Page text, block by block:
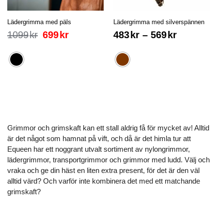
Lädergrimma med päls
1099kr 699 kr
Lädergrimma med silverspännen
483 kr – 569 kr
Grimmor och grimskaft kan ett stall aldrig få för mycket av! Alltid
är det något som hamnat på vift, och då är det himla tur att
Equeen har ett noggrant utvalt sortiment av nylongrimmor,
lädergrimmor, transportgrimmor och grimmor med ludd. Välj och
vraka och ge din häst en liten extra present, för det är den väl
alltid värd? Och varför inte kombinera det med ett matchande
grimskaft?